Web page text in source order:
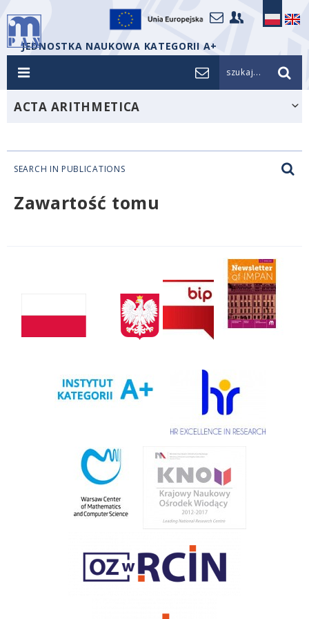
JEDNOSTKA NAUKOWA KATEGORII A+
szukaj...
ACTA ARITHMETICA
SEARCH IN PUBLICATIONS
Zawartość tomu